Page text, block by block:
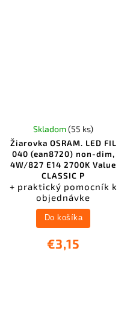
Žiarovka OSRAM. LED FIL
040 (ean8720) non-dim,
4W/827 E14 2700K Value
CLASSIC P
+ praktický pomocník k
objednávke
Skladom(55 ks)
€3,15
Do košíka